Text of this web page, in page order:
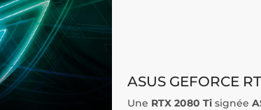
ASUS GEFORCE
Une RTX 2080 Ti signée